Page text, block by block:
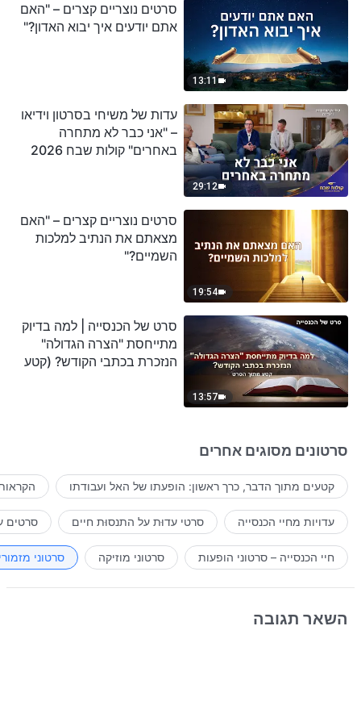
13:11
סרטים נוצריים קצרים – "האם
אתם יודעים איך יבוא האדון?"
29:12
עדות של משיחי בסרטון וידיאו
– "אני כבר לא מתחרה
באחרים" קולות שבח 2026
19:54
סרטים נוצריים קצרים – "האם
מצאתם את הנתיב למלכות
השמיים?"
13:57
סרט של הכנסייה | למה בדיוק
מתייחסת "הצרה הגדולה"
הנזכרת בכתבי הקודש? (קטע
סרטונים מסוגים אחרים
קטעים מתוך הדבר, כרך ראשון: הופעתו של האל ועבודתו
עדויות מחיי הכנסייה סרטי עדוּת על התנסוּת חיים סרטים
חיי הכנסייה – סרטוני הופעות סרטוני מוזיקה סרטוני
השאר תגובה